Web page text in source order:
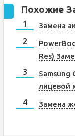
Похожие
Замена
Res)
Samsung
лицевой
Замена